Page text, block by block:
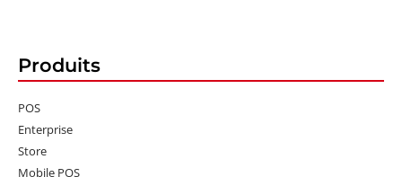
Produits
POS
Enterprise
Store
Mobile POS